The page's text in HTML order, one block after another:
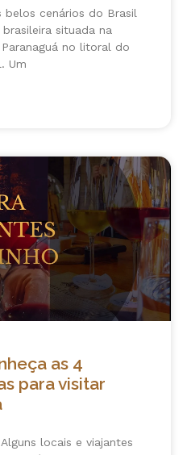
cenários do Brasil
situada na
no litoral do
Um
as 4
para visitar
locais e viajantes